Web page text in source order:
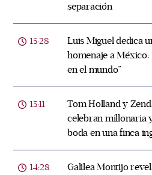
separación
15:28
Luis Miguel dedica
homenaje a México:
en el mundo”
15:11
Tom Holland y
celebran millonaria
boda en una finca
14:28
Galilea Montijo